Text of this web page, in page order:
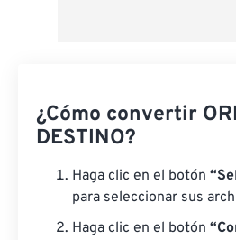
¿Cómo convertir
DESTINO?
Haga clic en el botón
para seleccionar sus
Haga clic en el botón